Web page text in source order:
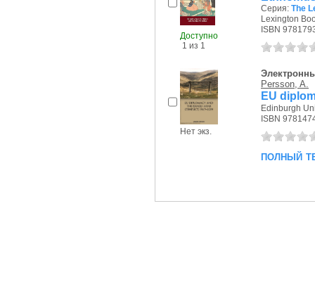
Доступно
1 из 1
Серия: The
Lexington
ISBN
Нет экз.
Persson, A.
EU
Edinburgh
ISBN
полный